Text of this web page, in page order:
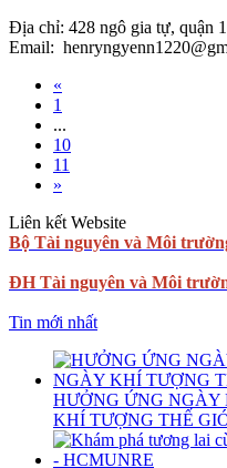
Địa chỉ: 428 ngô gia tự, quận
Email:
«
1
...
10
11
»
Liên kết Website
Bộ Tài nguyên và Môi
ĐH Tài nguyên và Môi
Tin mới nhất
HƯỞNG ỨNG NGÀY
KHÍ TƯỢNG THẾ